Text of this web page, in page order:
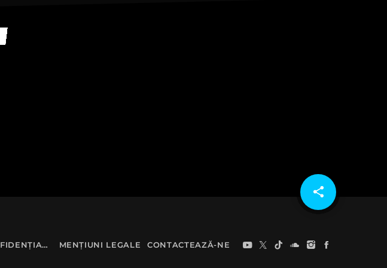
share
email
POLITICA DE CONFIDENȚIALITATE MENȚIUNI LEGALE CONTACTEAZĂ-NE